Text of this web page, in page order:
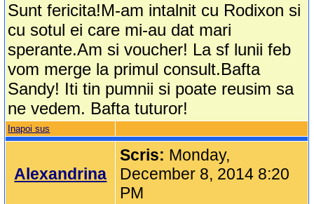
Sunt fericita!M-am intalnit cu Rodixon si
cu sotul ei care mi-au dat mari
sperante.Am si voucher! La sf lunii feb
vom merge la primul consult.Bafta
Sandy! Iti tin pumnii si poate reusim sa
ne vedem. Bafta tuturor!
Inapoi sus
Alexandrina
Scris: Monday,
December 8, 2014 8:20
PM